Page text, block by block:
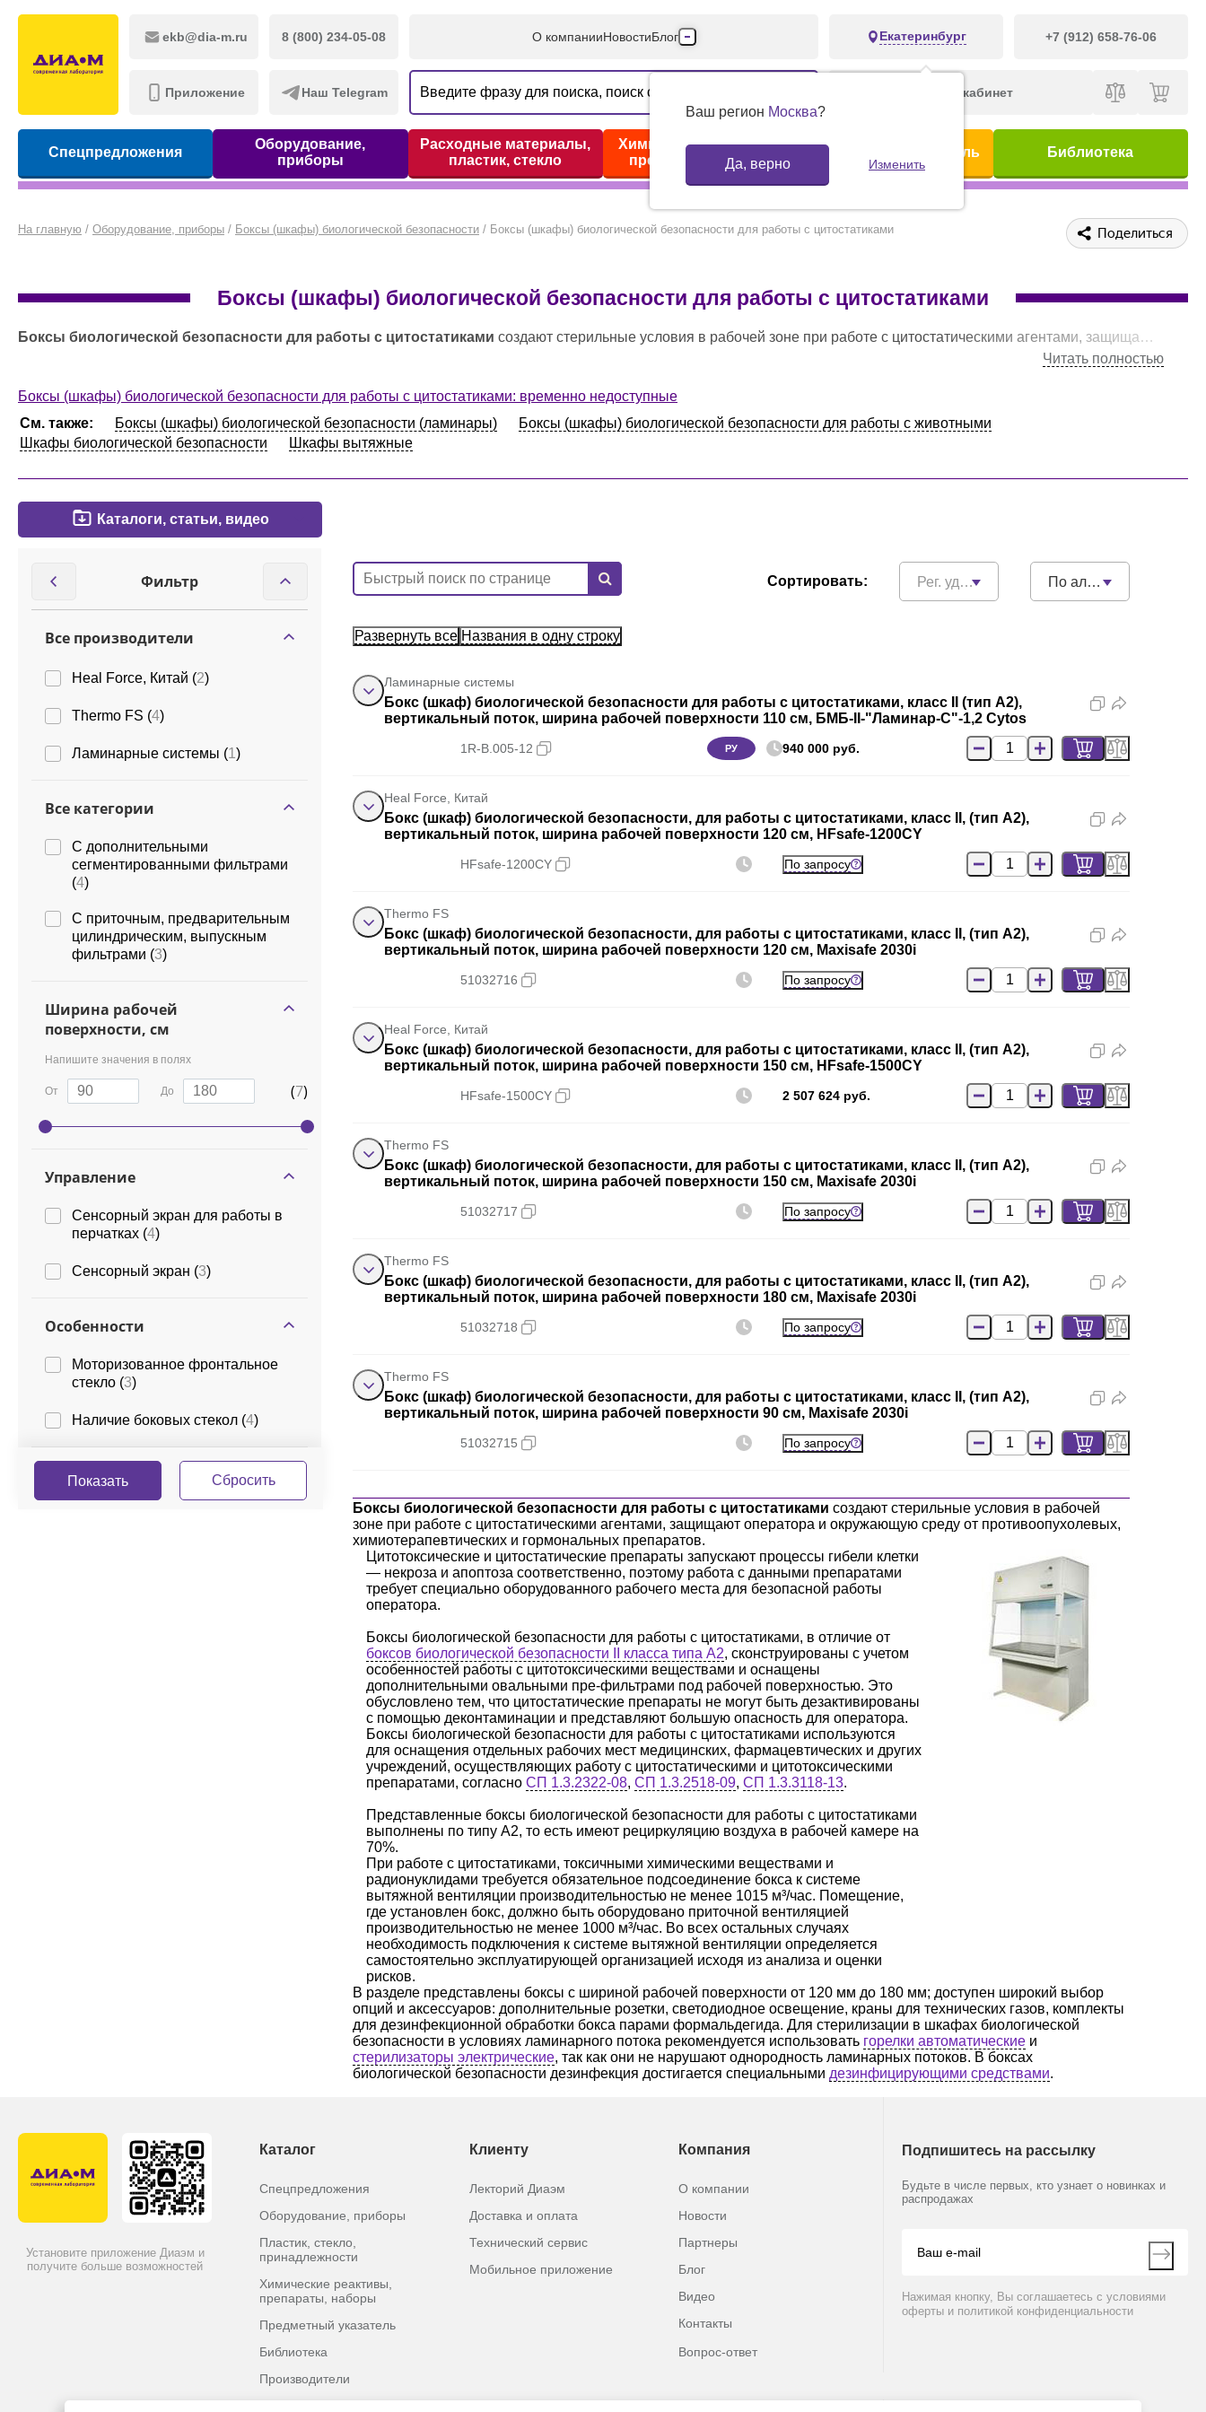
ekb@dia-m.ru 8 (800) 234-05-08
Приложение Наш Telegram
О компанииНовостиБлог
Производители
Партнеры
Контакты
Екатеринбург +7 (912) 658-76-06
Ваш регион Москва?
Да, верно Изменить
Личный кабинет
Спецпредложения
Оборудование,
приборы
Расходные материалы,
пластик, стекло
Химические реактивы,
препараты, наборы
Предметный указатель Библиотека
На главную / Оборудование, приборы / Боксы (шкафы) биологической безопасности / Боксы (шкафы) биологической безопасности для работы с цитостатиками Поделиться
Боксы (шкафы) биологической безопасности для работы с цитостатиками
Боксы биологической безопасности для работы с цитостатиками создают стерильные условия в рабочей зоне при работе с цитостатическими агентами, защищают оператора и окружающую среду от противоопухолевых, химиотерапевтических и гормональных препаратов. Цитотоксические и цитостатические препараты запускают процессы гибели клетки — некроза и апоптоза соответственно, поэтому работа с данными препаратами требует специально оборудованного рабочего места для безопасной работы оператора.
Читать полностью
Боксы (шкафы) биологической безопасности для работы с цитостатиками: временно недоступные
См. также:
Боксы (шкафы) биологической безопасности (ламинары)
Боксы (шкафы) биологической безопасности для работы с животными
Шкафы биологической безопасности
Шкафы вытяжные
Каталоги, статьи, видео
Фильтр
Все производители
Heal Force, Китай (2)
Thermo FS (4)
Ламинарные системы (1 )
Все категории
С дополнительными
сегментированными фильтрами
(4)
С приточным, предварительным
цилиндрическим, выпускным
фильтрами (3)
Ширина рабочей
поверхности, см
Напишите значения в полях
От До (7)
Управление
Сенсорный экран для работы в
перчатках (4)
Сенсорный экран (3)
Особенности
Моторизованное фронтальное
стекло (3)
Наличие боковых стекол (4)
Сортировать: Рег. удостоверения По алфавиту
Развернуть все Названия в одну строку
Ламинарные системы
Бокс (шкаф) биологической безопасности для работы с цитостатиками, класс II (тип A2),
вертикальный поток, ширина рабочей поверхности 110 см, БМБ-II-"Ламинар-С"-1,2 Cytos
1R-B.005-12 РУ 940 000 руб.
Heal Force, Китай
Бокс (шкаф) биологической безопасности, для работы с цитостатиками, класс II, (тип A2),
вертикальный поток, ширина рабочей поверхности 120 см, HFsafe-1200CY
HFsafe-1200CY По запросу
Thermo FS
Бокс (шкаф) биологической безопасности, для работы с цитостатиками, класс II, (тип A2),
вертикальный поток, ширина рабочей поверхности 120 см, Maxisafe 2030i
51032716 По запросу
Heal Force, Китай
Бокс (шкаф) биологической безопасности, для работы с цитостатиками, класс II, (тип A2),
вертикальный поток, ширина рабочей поверхности 150 см, HFsafe-1500CY
HFsafe-1500CY 2 507 624 руб.
Thermo FS
Бокс (шкаф) биологической безопасности, для работы с цитостатиками, класс II, (тип A2),
вертикальный поток, ширина рабочей поверхности 150 см, Maxisafe 2030i
51032717 По запросу
Thermo FS
Бокс (шкаф) биологической безопасности, для работы с цитостатиками, класс II, (тип A2),
вертикальный поток, ширина рабочей поверхности 180 см, Maxisafe 2030i
51032718 По запросу
Thermo FS
Бокс (шкаф) биологической безопасности, для работы с цитостатиками, класс II, (тип A2),
вертикальный поток, ширина рабочей поверхности 90 см, Maxisafe 2030i
51032715 По запросу
Боксы биологической безопасности для работы с цитостатиками создают стерильные условия в рабочей
зоне при работе с цитостатическими агентами, защищают оператора и окружающую среду от противоопухолевых,
химиотерапевтических и гормональных препаратов.
Цитотоксические и цитостатические препараты запускают процессы гибели клетки
— некроза и апоптоза соответственно, поэтому работа с данными препаратами
требует специально оборудованного рабочего места для безопасной работы
оператора.
Боксы биологической безопасности для работы с цитостатиками, в отличие от
боксов биологической безопасности II класса типа А2, сконструированы с учетом
особенностей работы с цитотоксическими веществами и оснащены
дополнительными овальными пре-фильтрами под рабочей поверхностью. Это
обусловлено тем, что цитостатические препараты не могут быть дезактивированы
с помощью деконтаминации и представляют большую опасность для оператора.
Боксы биологической безопасности для работы с цитостатиками используются
для оснащения отдельных рабочих мест медицинских, фармацевтических и других
учреждений, осуществляющих работу с цитостатическими и цитотоксическими
препаратами, согласно СП 1.3.2322-08, СП 1.3.2518-09, СП 1.3.3118-13.
Представленные боксы биологической безопасности для работы с цитостатиками
выполнены по типу А2, то есть имеют рециркуляцию воздуха в рабочей камере на
70%.
При работе с цитостатиками, токсичными химическими веществами и
радионуклидами требуется обязательное подсоединение бокса к системе
вытяжной вентиляции производительностью не менее 1015 м³/час. Помещение,
где установлен бокс, должно быть оборудовано приточной вентиляцией
производительностью не менее 1000 м³/час. Во всех остальных случаях
необходимость подключения к системе вытяжной вентиляции определяется
самостоятельно эксплуатирующей организацией исходя из анализа и оценки
рисков.
В разделе представлены боксы с шириной рабочей поверхности от 120 мм до 180 мм; доступен широкий выбор
опций и аксессуаров: дополнительные розетки, светодиодное освещение, краны для технических газов, комплекты
для дезинфекционной обработки бокса парами формальдегида. Для стерилизации в шкафах биологической
безопасности в условиях ламинарного потока рекомендуется использовать горелки автоматические и
стерилизаторы электрические, так как они не нарушают однородность ламинарных потоков. В боксах
биологической безопасности дезинфекция достигается специальными дезинфицирующими средствами.
Установите приложение Диаэм и
получите больше возможностей
Каталог
Спецпредложения
Оборудование, приборы
Пластик, стекло,
принадлежности
Химические реактивы,
препараты, наборы
Предметный указатель
Библиотека
Производители
Клиенту
Лекторий Диаэм
Доставка и оплата
Технический сервис
Мобильное приложение
Компания
О компании
Новости
Партнеры
Блог
Видео
Контакты
Вопрос-ответ
Подпишитесь на рассылку
Будьте в числе первых, кто узнает о новинках и
распродажах
Нажимая кнопку, Вы соглашаетесь с условиями
оферты и политикой конфиденциальности